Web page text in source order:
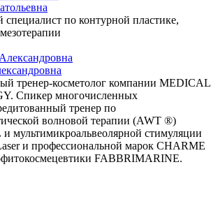
по контурной пластике,
тренер-косметолог компании MEDICAL
Спикер многочисленных
тренер по
волновой терапии (AWT ®)
мультимикроальвеолярной стимуляции
и профессиональной марок CHARME
FABBRIMARINE.